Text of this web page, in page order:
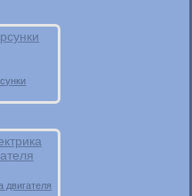
двигателя